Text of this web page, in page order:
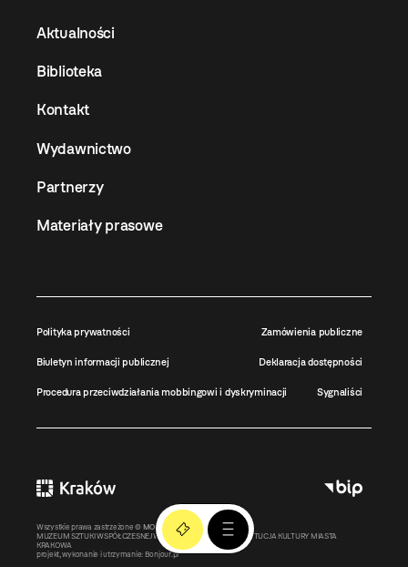
Aktualności
Biblioteka
Kontakt
Wydawnictwo
Partnerzy
Materiały prasowe
Polityka prywatności Zamówienia publiczne
Biuletyn informacji publicznej Deklaracja dostępności
Procedura przeciwdziałania mobbingowi i dyskryminacji Sygnaliści
Wszystkie prawa zastrzeżone © MOCAK
2011-2026
MUZEUM SZTUKI WSPÓŁCZESNEJ W KRAKOWIE MOCAK – INSTYTUCJA KULTURY MIASTA
KRAKOWA
projekt, wykonanie i utrzymanie: Bonjour.pl